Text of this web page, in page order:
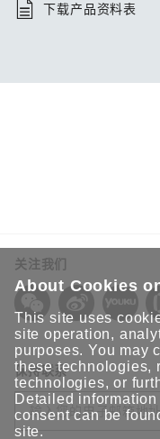
下载产品资料表
关注我们
保持联系
About Cookies
This site uses
site operation,
purposes. You may
these technologies,
technologies, or
Detailed
consent can be
site.